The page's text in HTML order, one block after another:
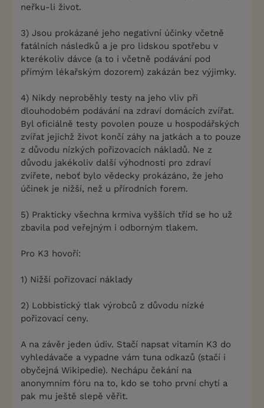
neřku-li život.
3) Jsou prokázané jeho negativní účinky včetně
fatálních následků a je pro lidskou spotřebu v
kterékoliv dávce (a to i včetně podávání pod
přímým lékařským dozorem) zakázán bez výjimky.
4) Nikdy neproběhly testy na jeho vliv při
dlouhodobém podávání na zdraví domácích zvířat.
Byl oficiálně testy povolen pouze u hospodářských
zvířat jejichž život končí záhy na jatkách a to pouze
z důvodu nízkých pořizovacích nákladů. Ne z
důvodu jakékoliv další výhodnosti pro zdraví
zvířete, neboť bylo vědecky prokázáno, že jeho
účinek je nižší, než u přírodních forem.
5) Prakticky všechna krmiva vyšších tříd se ho už
zbavila pod veřejným i odborným tlakem.
Pro K3 hovoří:
1) Nižší pořizovací náklady
2) Lobbistický tlak výrobců z důvodu nízké
pořizovací ceny.
A na závěr jeden údiv. Stačí napsat vitamín K3 do
vyhledávače a vypadne vám tuna odkazů (stačí i
obyčejná Wikipedie). Nechápu čekání na
anonymním fóru na to, kdo se toho první chytí a
pak mu ještě slepě věřit.